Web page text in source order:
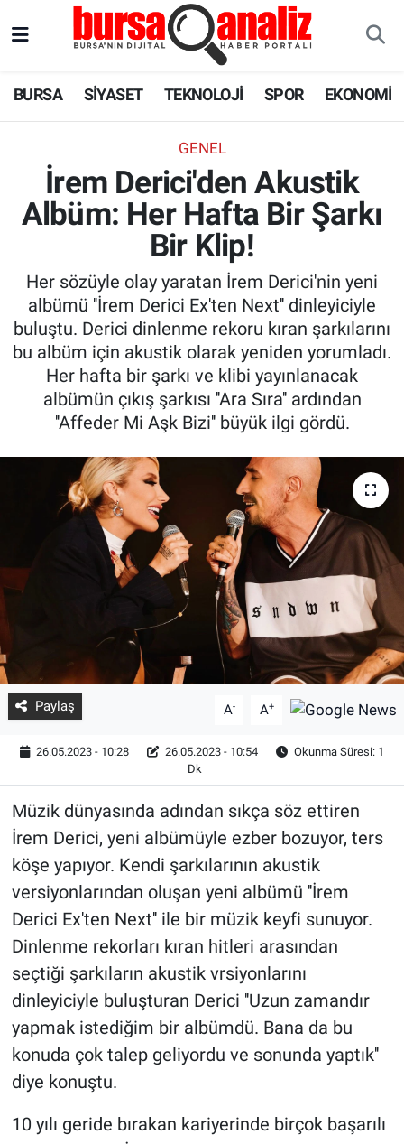
BURSA SİYASET TEKNOLOJİ SPOR EKONOMİ
GENEL
İrem Derici'den Akustik
Albüm: Her Hafta Bir Şarkı
Bir Klip!
Her sözüyle olay yaratan İrem Derici'nin yeni
albümü ''İrem Derici Ex'ten Next'' dinleyiciyle
buluştu. Derici dinlenme rekoru kıran şarkılarını
bu albüm için akustik olarak yeniden yorumladı.
Her hafta bir şarkı ve klibi yayınlanacak
albümün çıkış şarkısı ''Ara Sıra'' ardından
''Affeder Mi Aşk Bizi'' büyük ilgi gördü.
Paylaş A- A+
26.05.2023 - 10:28 26.05.2023 - 10:54
Okunma Süresi: 1
Dk
Müzik dünyasında adından sıkça söz ettiren
İrem Derici, yeni albümüyle ezber bozuyor, ters
köşe yapıyor. Kendi şarkılarının akustik
versiyonlarından oluşan yeni albümü ''İrem
Derici Ex'ten Next'' ile bir müzik keyfi sunuyor.
Dinlenme rekorları kıran hitleri arasından
seçtiği şarkıların akustik vrsiyonlarını
dinleyiciyle buluşturan Derici ''Uzun zamandır
yapmak istediğim bir albümdü. Bana da bu
konuda çok talep geliyordu ve sonunda yaptık''
diye konuştu.
10 yılı geride bırakan kariyerinde birçok başarılı
TEKNOLOJİ
SPOR
SAĞLIK
ASTROLOJİ
BLOG
Trafik Durumu
Süper Lig Puan Durumu ve Fikstür
Tüm Manşetler
Son Dakika Haberleri
Haber Arşivi